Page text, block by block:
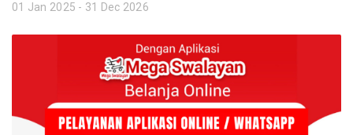
01 Jan 2025 - 31 Dec 2026